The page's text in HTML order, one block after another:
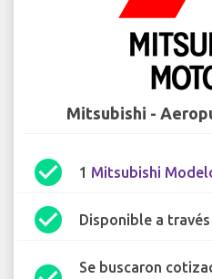
Mitsubishi -
check_circle 1 Mitsubishi
check_circle Disponible a
Se buscaron